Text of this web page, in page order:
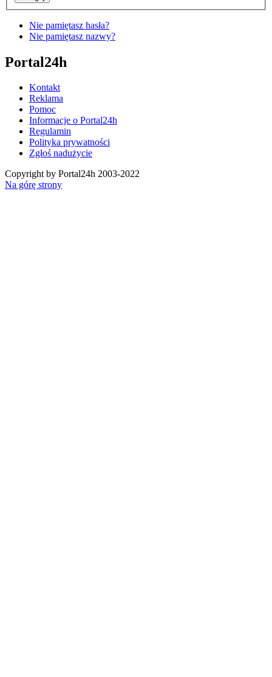
Nie pamiętasz hasła?
Nie pamiętasz nazwy?
Portal24h
Kontakt
Reklama
Pomoc
Informacje o Portal24h
Regulamin
Polityka prywatności
Zgłoś nadużycie
Copyright by Portal24h 2003-2022
Na górę strony